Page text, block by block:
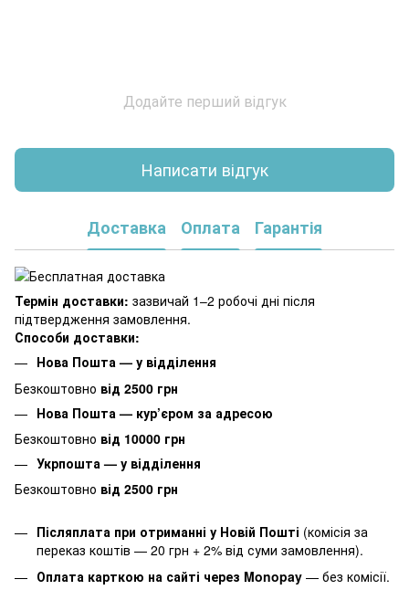
Додайте перший відгук
Написати відгук
Доставка Оплата Гарантія
Термін доставки: зазвичай 1–2 робочі дні після
підтвердження замовлення.
Способи доставки:
Нова Пошта — у відділення
Безкоштовно від 2500 грн
Нова Пошта — кур’єром за адресою
Безкоштовно від 10000 грн
Укрпошта — у відділення
Безкоштовно від 2500 грн
Післяплата при отриманні у Новій Пошті (комісія за
переказ коштів — 20 грн + 2% від суми замовлення).
Оплата карткою на сайті через Monopay — без комісії.